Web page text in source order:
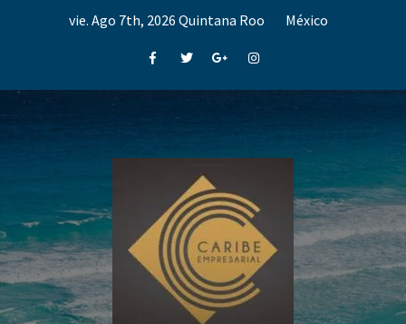
vie. Ago 7th, 2026 Quintana Roo México
FacebookTwitterGoogle+Instagram